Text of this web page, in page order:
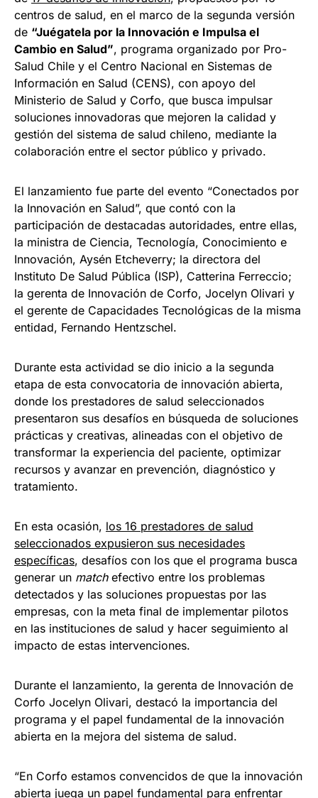
centros de salud, en el marco de la segunda versión
de “Juégatela por la Innovación e Impulsa el
Cambio en Salud”, programa organizado por Pro-
Salud Chile y el Centro Nacional en Sistemas de
Información en Salud (CENS), con apoyo del
Ministerio de Salud y Corfo, que busca impulsar
soluciones innovadoras que mejoren la calidad y
gestión del sistema de salud chileno, mediante la
colaboración entre el sector público y privado.
El lanzamiento fue parte del evento “Conectados por
la Innovación en Salud”, que contó con la
participación de destacadas autoridades, entre ellas,
la ministra de Ciencia, Tecnología, Conocimiento e
Innovación, Aysén Etcheverry; la directora del
Instituto De Salud Pública (ISP), Catterina Ferreccio;
la gerenta de Innovación de Corfo, Jocelyn Olivari y
el gerente de Capacidades Tecnológicas de la misma
entidad, Fernando Hentzschel.
Durante esta actividad se dio inicio a la segunda
etapa de esta convocatoria de innovación abierta,
donde los prestadores de salud seleccionados
presentaron sus desafíos en búsqueda de soluciones
prácticas y creativas, alineadas con el objetivo de
transformar la experiencia del paciente, optimizar
recursos y avanzar en prevención, diagnóstico y
tratamiento.
En esta ocasión, los 16 prestadores de salud
seleccionados expusieron sus necesidades
específicas, desafíos con los que el programa busca
generar un matchefectivo entre los problemas
detectados y las soluciones propuestas por las
empresas, con la meta final de implementar pilotos
en las instituciones de salud y hacer seguimiento al
impacto de estas intervenciones.
Durante el lanzamiento, la gerenta de Innovación de
Corfo Jocelyn Olivari, destacó la importancia del
programa y el papel fundamental de la innovación
abierta en la mejora del sistema de salud.
“En Corfo estamos convencidos de que la innovación
abierta juega un papel fundamental para enfrentar